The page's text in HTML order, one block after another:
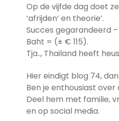
Op de vijfde dag doet
‘afrijden’ en theorie’.
Succes gegarandeerd
Baht = (± € 115).
Tja.., Thailand heeft
Hier eindigt blog 74,
Ben je enthousiast over
Deel hem met familie,
en op social media.